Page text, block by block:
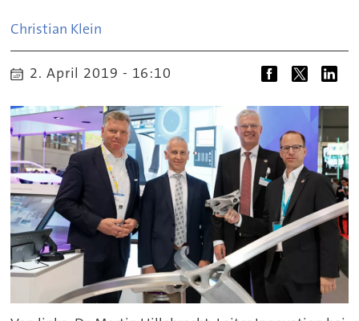
Christian Klein
2. April 2019 - 16:10